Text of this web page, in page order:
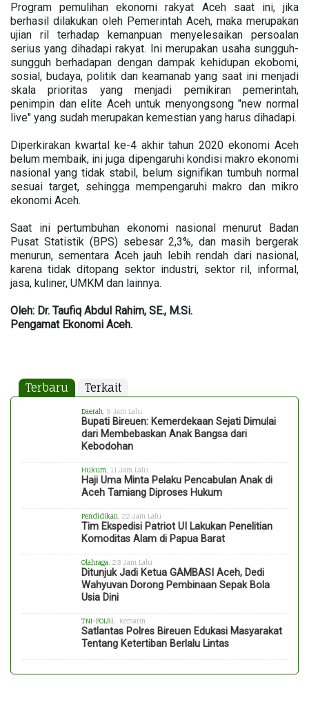
Program pemulihan ekonomi rakyat Aceh saat ini, jika
berhasil dilakukan oleh Pemerintah Aceh, maka merupakan
ujian ril terhadap kemanpuan menyelesaikan persoalan
serius yang dihadapi rakyat. Ini merupakan usaha sungguh-
sungguh berhadapan dengan dampak kehidupan ekobomi,
sosial, budaya, politik dan keamanab yang saat ini menjadi
skala prioritas yang menjadi pemikiran pemerintah,
penimpin dan elite Aceh untuk menyongsong "new normal
live" yang sudah merupakan kemestian yang harus dihadapi.
Diperkirakan kwartal ke-4 akhir tahun 2020 ekonomi Aceh
belum membaik, ini juga dipengaruhi kondisi makro ekonomi
nasional yang tidak stabil, belum signifikan tumbuh normal
sesuai target, sehingga mempengaruhi makro dan mikro
ekonomi Aceh.
Saat ini pertumbuhan ekonomi nasional menurut Badan
Pusat Statistik (BPS) sebesar 2,3%, dan masih bergerak
menurun, sementara Aceh jauh lebih rendah dari nasional,
karena tidak ditopang sektor industri, sektor ril, informal,
jasa, kuliner, UMKM dan lainnya.
Oleh: Dr. Taufiq Abdul Rahim, SE., M.Si.
Pengamat Ekonomi Aceh.
Terbaru Terkait
Daerah , 9 Jam Lalu
Bupati Bireuen: Kemerdekaan Sejati Dimulai
dari Membebaskan Anak Bangsa dari
Kebodohan
Hukum , 11 Jam Lalu
Haji Uma Minta Pelaku Pencabulan Anak di
Aceh Tamiang Diproses Hukum
Pendidikan , 22 Jam Lalu
Tim Ekspedisi Patriot UI Lakukan Penelitian
Komoditas Alam di Papua Barat
Olahraga , 23 Jam Lalu
Ditunjuk Jadi Ketua GAMBASI Aceh, Dedi
Wahyuvan Dorong Pembinaan Sepak Bola
Usia Dini
TNI-POLRI , Kemarin
Satlantas Polres Bireuen Edukasi Masyarakat
Tentang Ketertiban Berlalu Lintas